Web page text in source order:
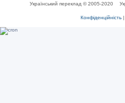
Український переклад © 2005-2020
Конфіденційність |